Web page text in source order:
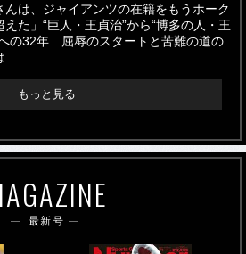
んは、ジャイアンツの在籍をもうホーク
えた」“巨人・王貞治”から“博多の人・王
の32年…屈辱のスタートと苦難の道の
もっと見る
最新号